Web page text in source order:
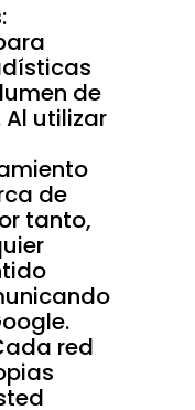
de
utilizar
de
tanto,
red